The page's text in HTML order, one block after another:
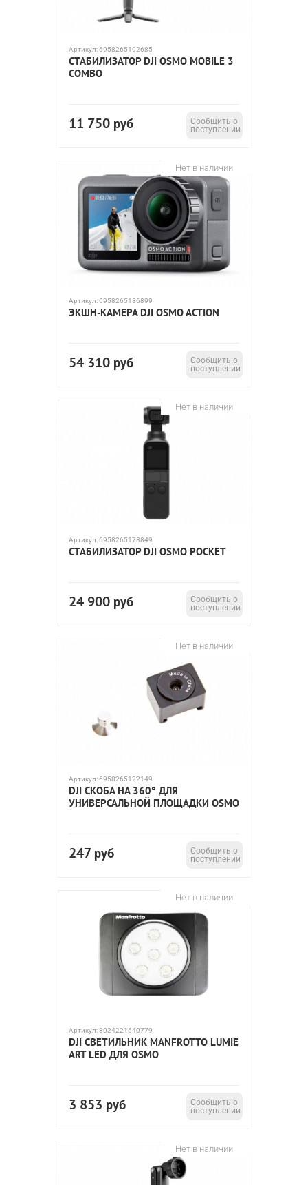
Артикул:6958265192685
СТАБИЛИЗАТОР DJI OSMO MOBILE 3
COMBO
11 750 руб
Сообщить о
поступлении
Нет в наличии
Артикул:6958265186899
ЭКШН-КАМЕРА DJI OSMO ACTION
54 310 руб
Сообщить о
поступлении
Нет в наличии
Артикул:6958265178849
СТАБИЛИЗАТОР DJI OSMO POCKET
24 900 руб
Сообщить о
поступлении
Нет в наличии
Артикул:6958265122149
DJI СКОБА НА 360° ДЛЯ
УНИВЕРСАЛЬНОЙ ПЛОЩАДКИ OSMO
247 руб
Сообщить о
поступлении
Нет в наличии
Артикул:8024221640779
DJI СВЕТИЛЬНИК MANFROTTO LUMIE
ART LED ДЛЯ OSMO
3 853 руб
Сообщить о
поступлении
Нет в наличии